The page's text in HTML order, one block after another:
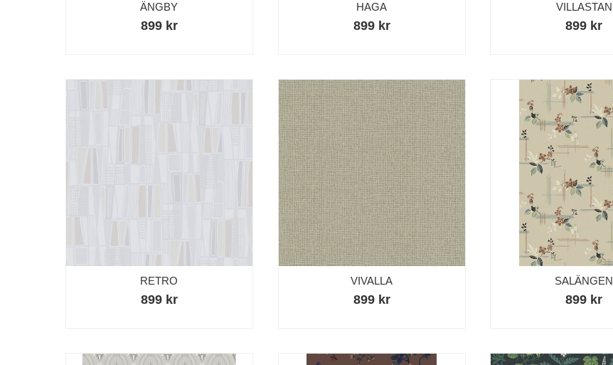
ÄNGBY
899 kr
HAGA
899 kr
VILLASTAN
899 kr
RETRO
899 kr
VIVALLA
899 kr
SALÄNGEN
899 kr
Handla för 8000 kr, vid ett köptillfälle, och få
proffspenslarna på köpet. (värde 903 kr)
Lägg till erbjudandet i kassan.
Stäng